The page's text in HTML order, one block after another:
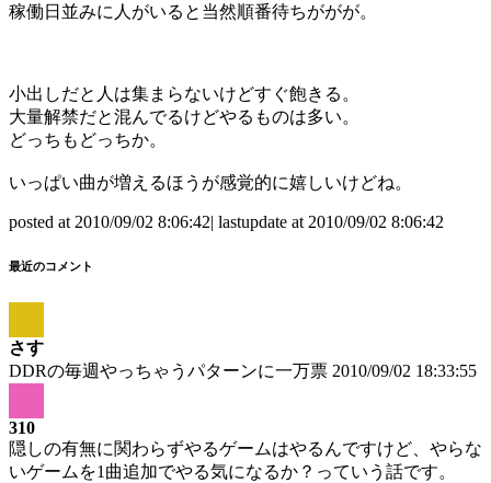
稼働日並みに人がいると当然順番待ちががが。
小出しだと人は集まらないけどすぐ飽きる。
大量解禁だと混んでるけどやるものは多い。
どっちもどっちか。
いっぱい曲が増えるほうが感覚的に嬉しいけどね。
posted at 2010/09/02 8:06:42| lastupdate at 2010/09/02 8:06:42
最近のコメント
さす
DDRの毎週やっちゃうパターンに一万票 2010/09/02 18:33:55
310
隠しの有無に関わらずやるゲームはやるんですけど、やらな
いゲームを1曲追加でやる気になるか？っていう話です。